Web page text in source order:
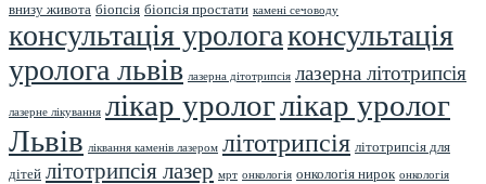
внизу живота біопсія біопсія простати камені сечоводу
консультація урологаконсультація
уролога львів лазерна дітотрипсія лазерна літотрипсія
лазерне лікування лікар урологлікар уролог
Львів ліквання каменів лазером літотрипсія літотрипсія для
дітей літотрипсія лазер мрт онкологія онкологія нирок онкологія